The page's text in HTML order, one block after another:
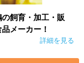
の飼育・加工・販
メーカー！
詳細を見る